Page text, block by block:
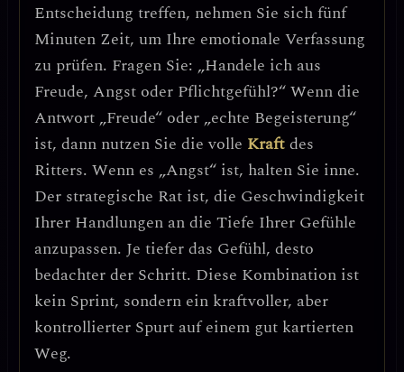
Entscheidung treffen, nehmen Sie sich fünf
Minuten Zeit, um Ihre emotionale Verfassung
zu prüfen. Fragen Sie: „Handele ich aus
Freude, Angst oder Pflichtgefühl?“ Wenn die
Antwort „Freude“ oder „echte Begeisterung“
ist, dann nutzen Sie die volle Kraftdes
Ritters. Wenn es „Angst“ ist, halten Sie inne.
Der strategische Rat ist, die Geschwindigkeit
Ihrer Handlungen an die Tiefe Ihrer Gefühle
anzupassen. Je tiefer das Gefühl, desto
bedachter der Schritt. Diese Kombination ist
kein Sprint, sondern ein kraftvoller, aber
kontrollierter Spurt auf einem gut kartierten
Weg.